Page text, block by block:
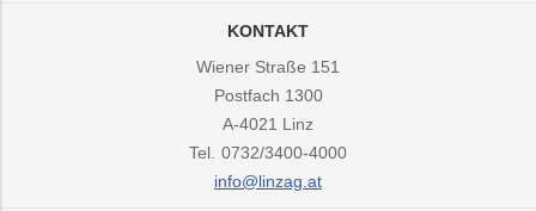
KONTAKT
Wiener Straße 151
Postfach 1300
A-4021 Linz
Tel. 0732/3400-4000
info@linzag.at